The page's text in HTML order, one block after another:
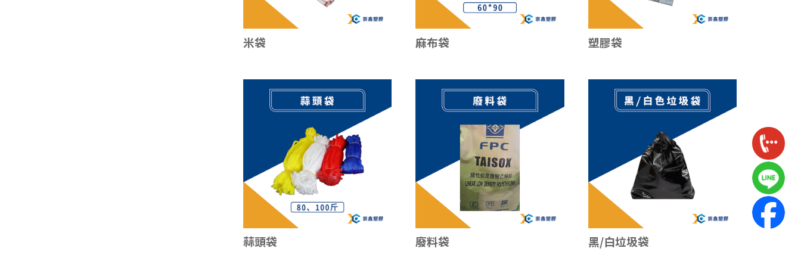
米袋 麻布袋 塑膠袋
蒜頭袋 廢料袋 黑/白垃圾袋